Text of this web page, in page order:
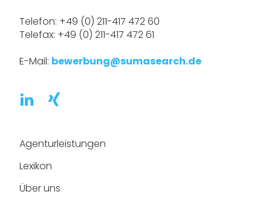
Telefon: +49 (0) 211-417 472 60
Telefax: +49 (0) 211-417 472 61
E-Mail: bewerbung@sumasearch.de
Agenturleistungen
Lexikon
Über uns